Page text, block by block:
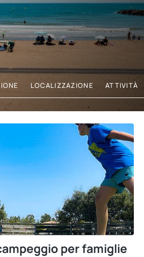
LOCALIZZAZIONE ATTIVITÀ
per famiglie